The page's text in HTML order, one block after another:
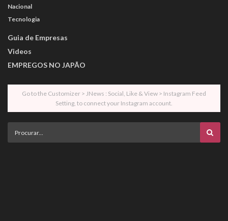
Nacional
Tecnologia
Guia de Empresas
Videos
EMPREGOS NO JAPÃO
Go to the Customizer > JNews : Social, Like & View > Instagram Feed
Setting, to connect your Instagram account.